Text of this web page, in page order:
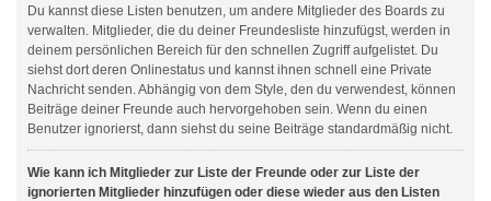
Du kannst diese Listen benutzen, um andere Mitglieder des Boards zu
verwalten. Mitglieder, die du deiner Freundesliste hinzufügst, werden in
deinem persönlichen Bereich für den schnellen Zugriff aufgelistet. Du
siehst dort deren Onlinestatus und kannst ihnen schnell eine Private
Nachricht senden. Abhängig von dem Style, den du verwendest, können
Beiträge deiner Freunde auch hervorgehoben sein. Wenn du einen
Benutzer ignorierst, dann siehst du seine Beiträge standardmäßig nicht.
Wie kann ich Mitglieder zur Liste der Freunde oder zur Liste der
ignorierten Mitglieder hinzufügen oder diese wieder aus den Listen